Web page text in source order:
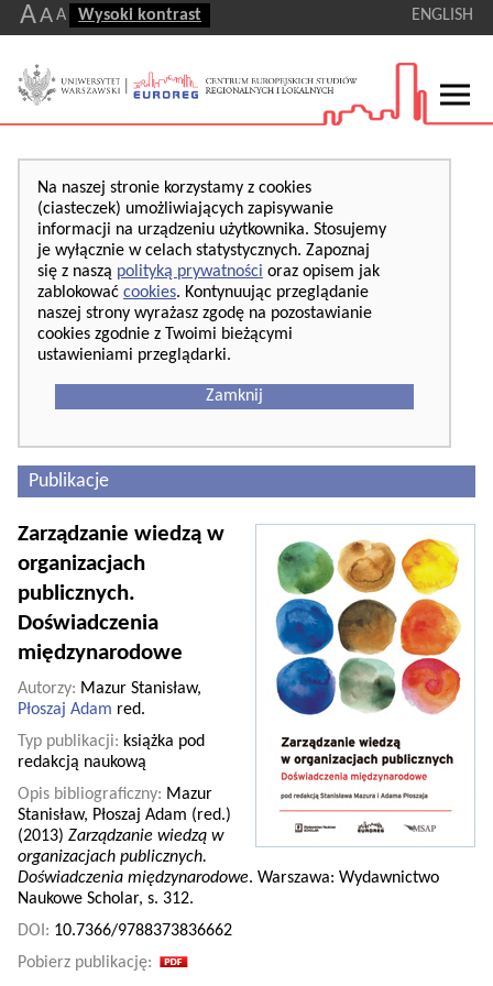
AA A Wysoki kontrast ENGLISH
Na naszej stronie korzystamy z cookies
(ciasteczek) umożliwiających zapisywanie
informacji na urządzeniu użytkownika. Stosujemy
je wyłącznie w celach statystycznych. Zapoznaj
się z naszą polityką prywatności oraz opisem jak
zablokować cookies. Kontynuując przeglądanie
naszej strony wyrażasz zgodę na pozostawianie
cookies zgodnie z Twoimi bieżącymi
ustawieniami przeglądarki.
Zamknij
Publikacje
Zarządzanie wiedzą w
organizacjach
publicznych.
Doświadczenia
międzynarodowe
Autorzy: Mazur Stanisław,
Płoszaj Adam red.
Typ publikacji: książka pod
redakcją naukową
Opis bibliograficzny: Mazur
Stanisław, Płoszaj Adam (red.)
(2013) Zarządzanie wiedzą w
organizacjach publicznych.
Doświadczenia międzynarodowe. Warszawa: Wydawnictwo
Naukowe Scholar, s. 312.
DOI: 10.7366/9788373836662
Pobierz publikację: